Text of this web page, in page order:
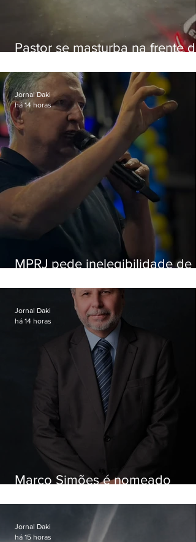
Pastor se masturba na frente de
MPRJ pede inelegibilidade de
Jornal Daki
há 14 horas
Marco Simões é nomeado
Jornal Daki
há 14 horas
Jornal Daki
há 15 horas